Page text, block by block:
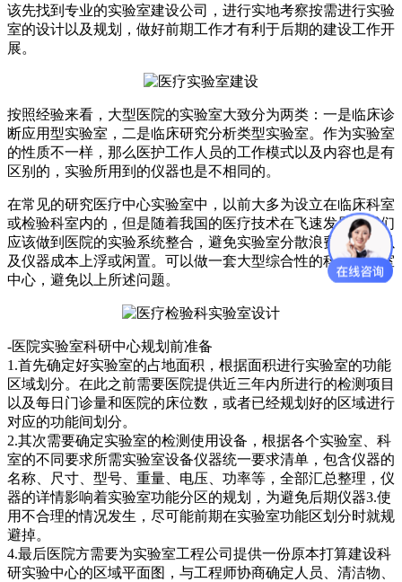
该先找到专业的实验室建设公司，进行实地考察按需进行实验
室的设计以及规划，做好前期工作才有利于后期的建设工作开
展。
按照经验来看，大型医院的实验室大致分为两类：一是临床诊
断应用型实验室，二是临床研究分析类型实验室。作为实验室
的性质不一样，那么医护工作人员的工作模式以及内容也是有
区别的，实验所用到的仪器也是不相同的。
在常见的研究医疗中心实验室中，以前大多为设立在临床科室
或检验科室内的，但是随着我国的医疗技术在飞速发展，我们
应该做到医院的实验系统整合，避免实验室分散浪费资源，以
及仪器成本上浮或闲置。可以做一套大型综合性的科研实验室
中心，避免以上所述问题。
-医院实验室科研中心规划前准备
1.首先确定好实验室的占地面积，根据面积进行实验室的功能
区域划分。在此之前需要医院提供近三年内所进行的检测项目
以及每日门诊量和医院的床位数，或者已经规划好的区域进行
对应的功能间划分。
2.其次需要确定实验室的检测使用设备，根据各个实验室、科
室的不同要求所需实验室设备仪器统一要求清单，包含仪器的
名称、尺寸、型号、重量、电压、功率等，全部汇总整理，仪
器的详情影响着实验室功能分区的规划，为避免后期仪器3.使
用不合理的情况发生，尽可能前期在实验室功能区划分时就规
避掉。
4.最后医院方需要为实验室工程公司提供一份原本打算建设科
研实验中心的区域平面图，与工程师协商确定人员、清洁物、